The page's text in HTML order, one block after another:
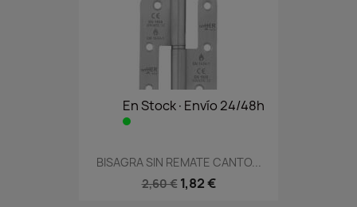
En Stock·Envío 24/48h
BISAGRA SIN REMATE CANTO...
2,60 € 1,82 €